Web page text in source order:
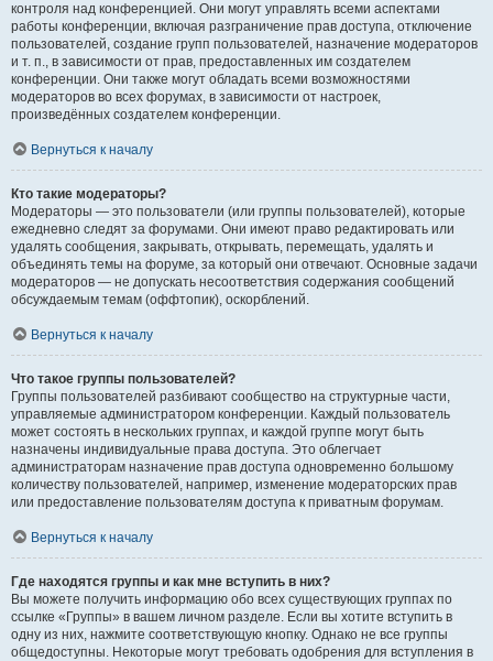
контроля над конференцией. Они могут управлять всеми аспектами
работы конференции, включая разграничение прав доступа, отключение
пользователей, создание групп пользователей, назначение модераторов
и т. п., в зависимости от прав, предоставленных им создателем
конференции. Они также могут обладать всеми возможностями
модераторов во всех форумах, в зависимости от настроек,
произведённых создателем конференции.
Вернуться к началу
Кто такие модераторы?
Модераторы — это пользователи (или группы пользователей), которые
ежедневно следят за форумами. Они имеют право редактировать или
удалять сообщения, закрывать, открывать, перемещать, удалять и
объединять темы на форуме, за который они отвечают. Основные задачи
модераторов — не допускать несоответствия содержания сообщений
обсуждаемым темам (оффтопик), оскорблений.
Вернуться к началу
Что такое группы пользователей?
Группы пользователей разбивают сообщество на структурные части,
управляемые администратором конференции. Каждый пользователь
может состоять в нескольких группах, и каждой группе могут быть
назначены индивидуальные права доступа. Это облегчает
администраторам назначение прав доступа одновременно большому
количеству пользователей, например, изменение модераторских прав
или предоставление пользователям доступа к приватным форумам.
Вернуться к началу
Где находятся группы и как мне вступить в них?
Вы можете получить информацию обо всех существующих группах по
ссылке «Группы» в вашем личном разделе. Если вы хотите вступить в
одну из них, нажмите соответствующую кнопку. Однако не все группы
общедоступны. Некоторые могут требовать одобрения для вступления в